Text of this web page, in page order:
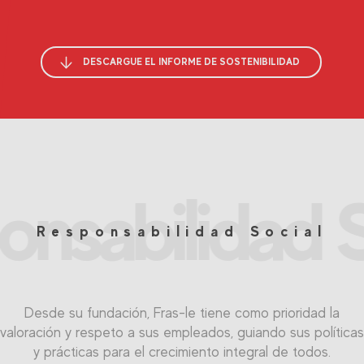
DESCARGUE EL INFORME DE SOSTENIBILIDAD
Responsabilidad Social
Desde su fundación, Fras-le tiene como prioridad la
valoración y respeto a sus empleados, guiando sus políticas
y prácticas para el crecimiento integral de todos.